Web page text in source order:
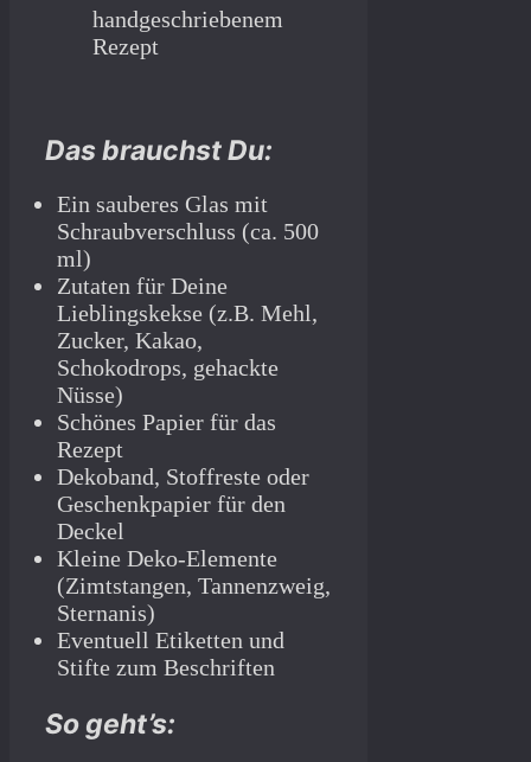
Das brauchst Du:
Ein sauberes Glas mit
Schraubverschluss (ca. 500
ml)
Zutaten für Deine
Lieblingskekse (z.B. Mehl,
Zucker, Kakao,
Schokodrops, gehackte
Nüsse)
Schönes Papier für das
Rezept
Dekoband, Stoffreste oder
Geschenkpapier für den
Deckel
Kleine Deko-Elemente
(Zimtstangen, Tannenzweig,
Sternanis)
Eventuell Etiketten und
Stifte zum Beschriften
So geht’s: